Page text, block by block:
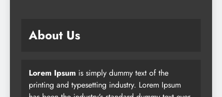
About Us
Lorem Ipsum is simply dummy text of the
printing and typesetting industry. Lorem Ipsum